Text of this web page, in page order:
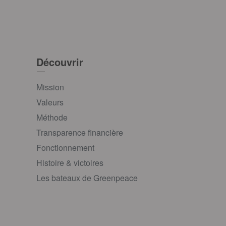
Découvrir
Mission
Valeurs
Méthode
Transparence financière
Fonctionnement
Histoire & victoires
Les bateaux de Greenpeace